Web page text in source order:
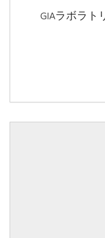
GIAラボラト